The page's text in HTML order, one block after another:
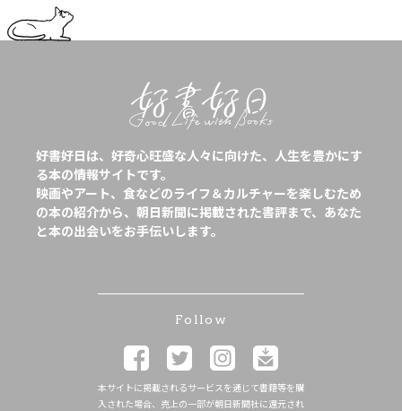
好書好日は、好奇心旺盛な人々に向けた、人生を豊かにす
る本の情報サイトです。
映画やアート、食などのライフ＆カルチャーを楽しむため
の本の紹介から、朝日新聞に掲載された書評まで、あなた
と本の出会いをお手伝いします。
Follow
本サイトに掲載されるサービスを通じて書籍等を購
入された場合、売上の一部が朝日新聞社に還元され